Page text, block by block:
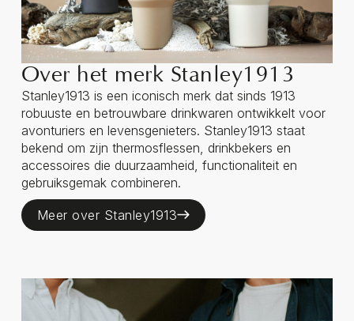
Over het merk Stanley1913
Stanley1913 is een iconisch merk dat sinds 1913
robuuste en betrouwbare drinkwaren ontwikkelt voor
avonturiers en levensgenieters. Stanley1913 staat
bekend om zijn thermosflessen, drinkbekers en
accessoires die duurzaamheid, functionaliteit en
gebruiksgemak combineren.
Meer over Stanley1913